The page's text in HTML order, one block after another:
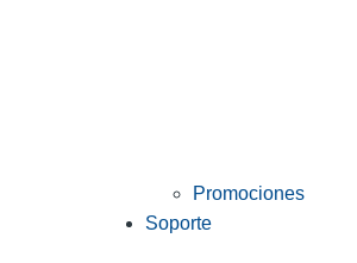
Promociones
Soporte